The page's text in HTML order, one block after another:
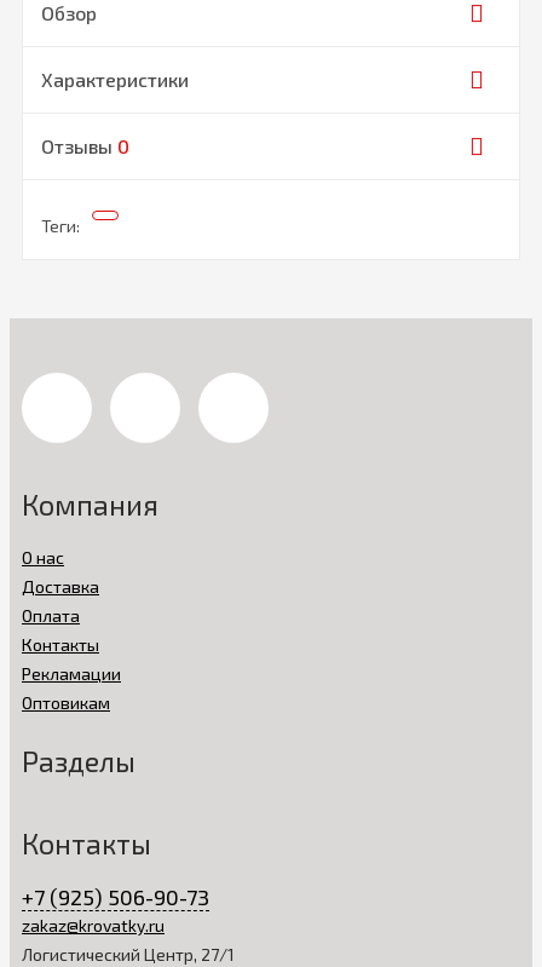
Обзор
Характеристики
Отзывы 0
Теги:
Компания
О нас
Доставка
Оплата
Контакты
Рекламации
Оптовикам
Разделы
Контакты
+7 (925) 506-90-73
zakaz@krovatky.ru
Логистический Центр, 27/1